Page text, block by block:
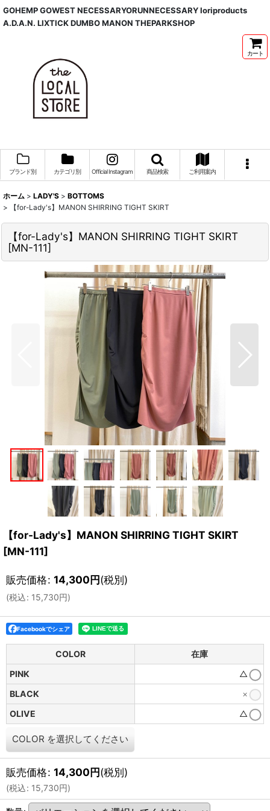
GOHEMP GOWEST NECESSARYORUNNECESSARY Ioriproducts
A.D.A.N. LIXTICK DUMBO MANON THEPARKSHOP
カート
ブランド別 カテゴリ別 Official Instagram 商品検索 ご利用案内
ホーム > LADY'S > BOTTOMS
>
【for-Lady's】MANON SHIRRING TIGHT SKIRT
【for-Lady's】MANON SHIRRING TIGHT SKIRT
[MN-111]
【for-Lady's】MANON SHIRRING TIGHT SKIRT
[MN-111]
販売価格: 14,300円(税別)
(税込: 15,730円)
Facebookでシェア
COLOR
在庫
PINK
△
BLACK
×
OLIVE
△
COLOR を選択してください
販売価格: 14,300円(税別)
(税込: 15,730円)